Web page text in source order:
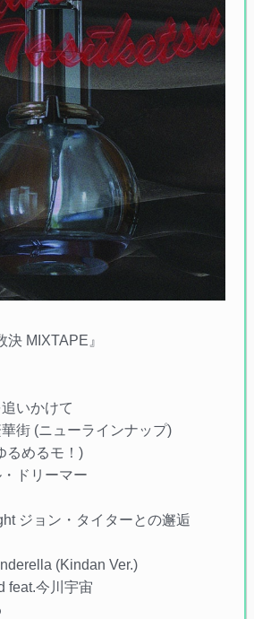
決 MIXTAPE』
いかけて
街 (ニューラインナップ)
るめるモ！)
ドリーマー
ジョン・タイターとの邂逅
(Kindan Ver.)
feat.今川宇宙